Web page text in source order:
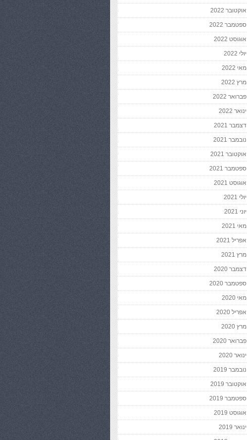
אוקטובר 2022
ספטמבר 2022
אוגוסט 2022
יולי 2022
מאי 2022
מרץ 2022
פברואר 2022
ינואר 2022
דצמבר 2021
נובמבר 2021
אוקטובר 2021
ספטמבר 2021
אוגוסט 2021
יולי 2021
יוני 2021
מאי 2021
אפריל 2021
מרץ 2021
דצמבר 2020
ספטמבר 2020
מאי 2020
אפריל 2020
מרץ 2020
פברואר 2020
ינואר 2020
נובמבר 2019
אוקטובר 2019
ספטמבר 2019
אוגוסט 2019
ינואר 2019